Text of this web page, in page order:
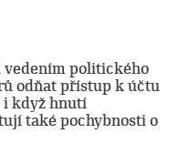
vedením politického
odňat přístup k účtu
když hnutí
také pochybnosti o